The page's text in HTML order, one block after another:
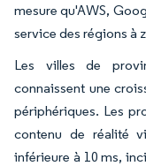
mesure qu'AWS,
service des régions à
Les villes de
connaissent une
périphériques. Les
contenu de réalité
inférieure à 10 ms,